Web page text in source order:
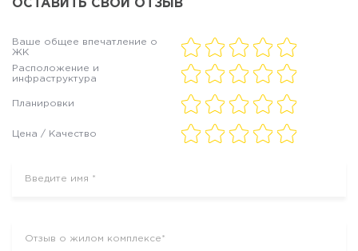
ОСТАВИТЬ СВОЙ ОТЗЫВ
Ваше общее впечатление о
ЖК
Расположение и
инфраструктура
Планировки
Цена / Качество